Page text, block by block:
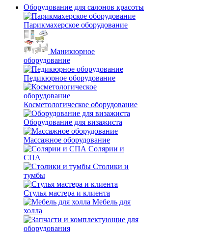
Оборудование для салонов красоты
Парикмахерское оборудование
Маникюрное
оборудование
Педикюрное оборудование
Косметологическое оборудование
Оборудование для визажиста
Массажное оборудование
Солярии и
СПА
Столики и
тумбы
Стулья мастера и клиента
Мебель для
холла